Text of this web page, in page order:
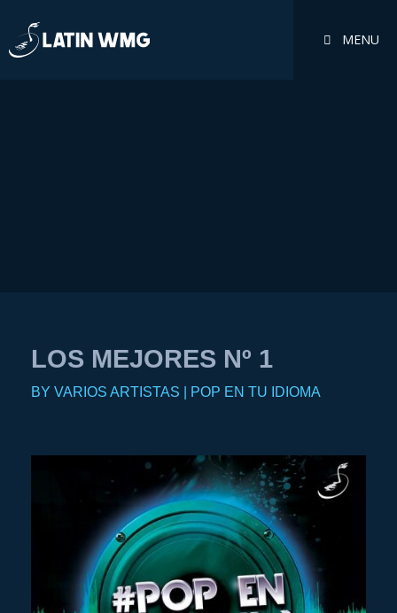
MENU
LOS MEJORES Nº 1
BY VARIOS ARTISTAS | POP EN TU IDIOMA